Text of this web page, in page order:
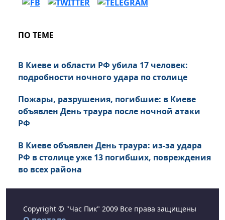
ПО ТЕМЕ
В Киеве и области РФ убила 17 человек:
подробности ночного удара по столице
Пожары, разрушения, погибшие: в Киеве
объявлен День траура после ночной атаки
РФ
В Киеве объявлен День траура: из-за удара
РФ в столице уже 13 погибших, повреждения
во всех района
Copyright © "Час Пик" 2009 Все права защищены